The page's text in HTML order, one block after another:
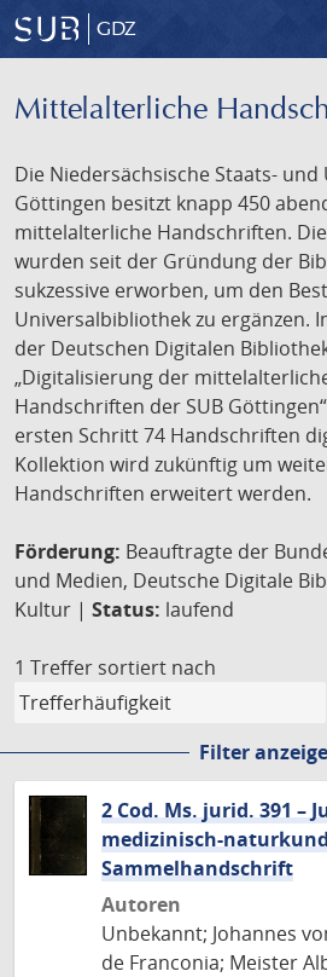
GDZ
Mittelalterliche
Die Niedersächsische Staats-
Göttingen besitzt knapp 450
mittelalterliche Handschriften.
wurden seit der Gründung der
sukzessive erworben, um den
Universalbibliothek zu ergänzen.
der Deutschen Digitalen
„Digitalisierung der
Handschriften der SUB
ersten Schritt 74 Handschriften
Kollektion wird zukünftig um
Handschriften erweitert werden.
Förderung: Beauftragte der
und Medien, Deutsche Digitale
Kultur | Status: laufend
1 Treffer sortiert nach
Filter
2 Cod. Ms. jurid. 391 –
medizinisch-
Sammelhandschrift
Autoren
Unbekannt; Johannes
de Franconia; Meister